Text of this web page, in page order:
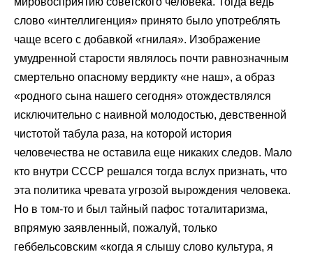
слово «интеллигенция» принято было употреблять
чаще всего с добавкой «гнилая». Изображение
умудренной старости являлось почти равнозначным
смертельно опасному вердикту «не наш», а образ
«родного сына нашего сегодня» отождествлялся
исключительно с наивной молодостью, девственной
чистотой табула раза, на которой история
человечества не оставила еще никаких следов. Мало
кто внутри СССР решался тогда вслух признать, что
эта политика чревата угрозой вырождения человека.
Но в том-то и был тайный пафос тоталитаризма,
впрямую заявленный, пожалуй, только
геббельсовским «когда я слышу слово культура, я